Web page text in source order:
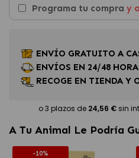
Programa tu compra y
ENVÍO GRATUITO A
ENVÍOS EN 24/48
RECOGE EN TIENDA Y
A Tu Animal Le Podría
-10%